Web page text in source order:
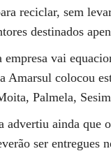
reciclar, sem
destinados
empresa vai
Amarsul colocou
Palmela,
advertiu ainda que
ser entregues